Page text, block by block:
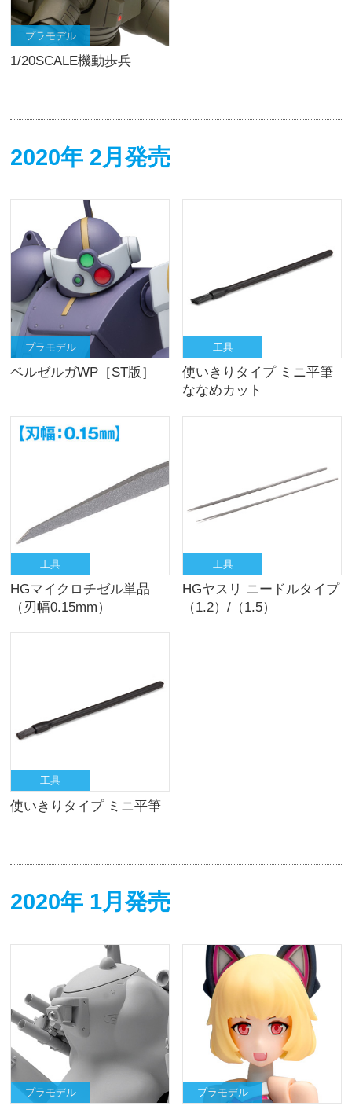
プラモデル
1/20SCALE機動歩兵
2020年 2月発売
プラモデル
ベルゼルガWP［ST版］
工具
使いきりタイプ ミニ平筆
ななめカット
工具
HGマイクロチゼル単品
（刃幅0.15mm）
工具
HGヤスリ ニードルタイプ
（1.2）/（1.5）
工具
使いきりタイプ ミニ平筆
2020年 1月発売
プラモデル プラモデル